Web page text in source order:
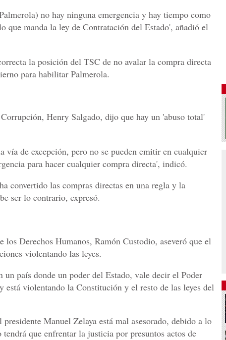
no hay ninguna emergencia y hay tiempo como
que manda la ley de Contratación del Estado', añadió el
la posición del TSC de no avalar la compra directa
para habilitar Palmerola.
Henry Salgado, dijo que hay un 'abuso total'
vía de excepción, pero no se pueden emitir en cualquier
para hacer cualquier compra directa', indicó.
convertido las compras directas en una regla y la
ser lo contrario, expresó.
los Derechos Humanos, Ramón Custodio, aseveró que el
violentando las leyes.
un país donde un poder del Estado, vale decir el Poder
está violentando la Constitución y el resto de las leyes del
Manuel Zelaya está mal asesorado, debido a lo
que enfrentar la justicia por presuntos actos de